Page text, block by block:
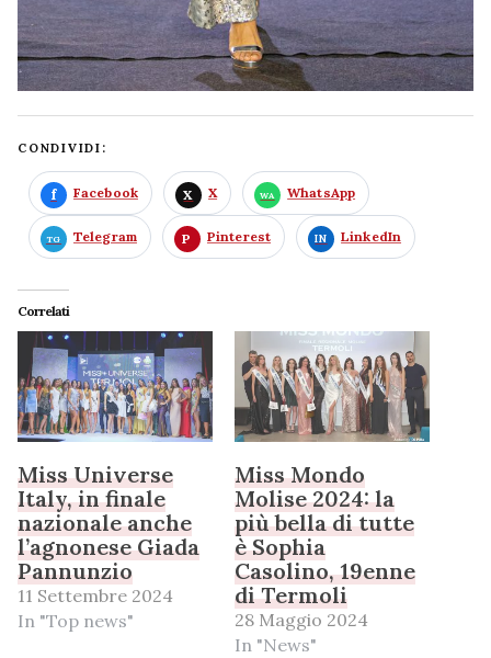
CONDIVIDI:
Facebook X WhatsApp
Telegram Pinterest LinkedIn
Correlati
Miss Universe
Italy, in finale
nazionale anche
l’agnonese Giada
Pannunzio
11 Settembre 2024
In "Top news"
Miss Mondo
Molise 2024: la
più bella di tutte
è Sophia
Casolino, 19enne
di Termoli
28 Maggio 2024
In "News"